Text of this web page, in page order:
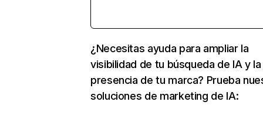
¿Necesitas ayuda para ampliar la
visibilidad de tu búsqueda de IA y la
presencia de tu marca? Prueba
soluciones de marketing de IA: